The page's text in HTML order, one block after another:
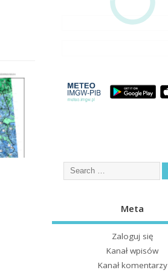
Meta
Zaloguj się
Kanał wpisów
Kanał komentarzy